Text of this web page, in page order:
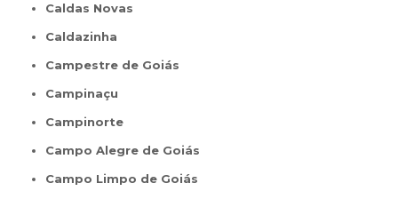
Caldas Novas
Caldazinha
Campestre de Goiás
Campinaçu
Campinorte
Campo Alegre de Goiás
Campo Limpo de Goiás